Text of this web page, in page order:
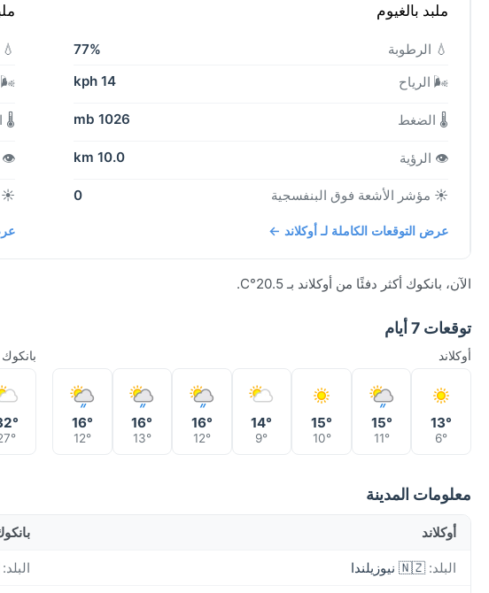
ملبد بالغيوم
💧 الرطوبة
77%
🌬️ الرياح
14 kph
🌡️ الضغط 1026 mb
👁️ الرؤية 10.0 km
☀️ مؤشر الأشعة فوق البنفسجية 0
عرض التوقعات الكاملة لـ أوكلاند ←
🌬️
🌡️
👁️
☀️
الآن، بانكوك أكثر دفئًا من أوكلاند بـ 20.5°C.
توقعات 7 أيام
أوكلاند
13°
6°
15°
11°
15°
10°
14°
9°
16°
12°
16°
13°
16°
12°
بانكوك
معلومات المدينة
أوكلاند
البلد: 🇳🇿 نيوزيلندا البلد: